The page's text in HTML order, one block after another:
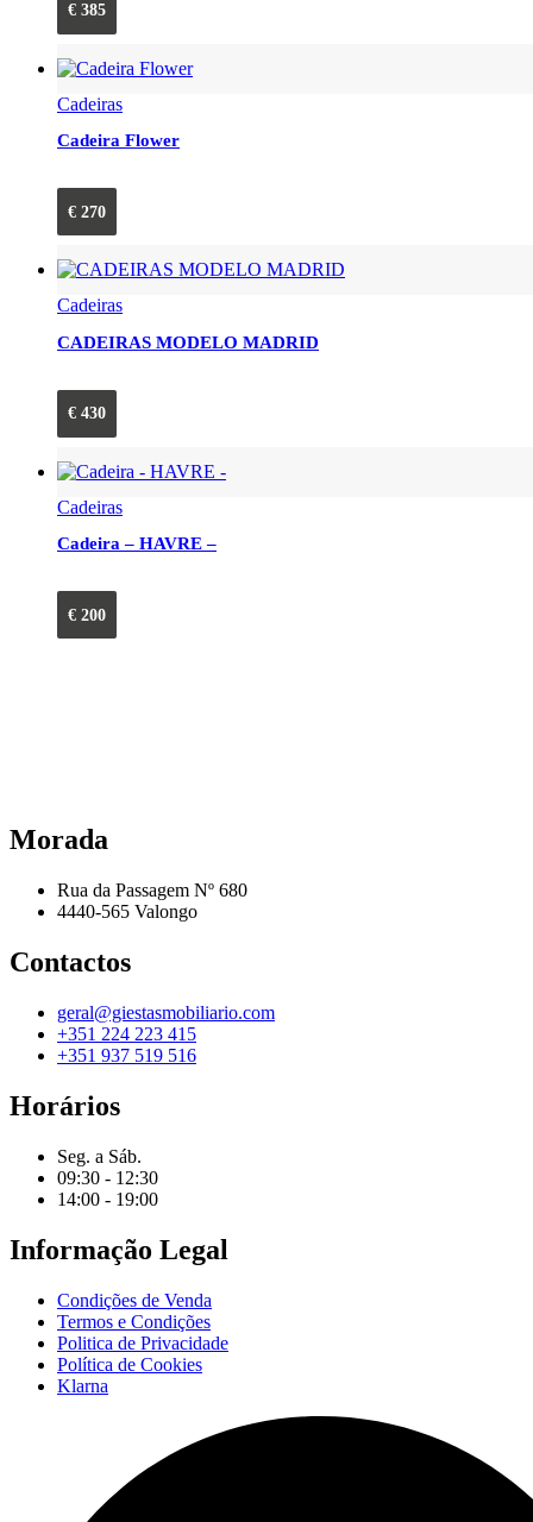
€ 385
Cadeiras
Cadeira Flower
€ 270
Cadeiras
CADEIRAS MODELO MADRID
€ 430
Cadeiras
Cadeira – HAVRE –
€ 200
Morada
Rua da Passagem Nº 680
4440-565 Valongo
Contactos
geral@giestasmobiliario.com
+351 224 223 415
+351 937 519 516
Horários
Seg. a Sáb.
09:30 - 12:30
14:00 - 19:00
Informação Legal
Condições de Venda
Termos e Condições
Politica de Privacidade
Política de Cookies
Klarna